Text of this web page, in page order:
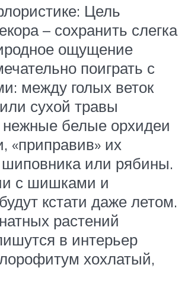
Цель
– сохранить слегка
ощущение
поиграть с
между голых веток
сухой травы
нежные белые орхидеи
«приправив» их
шиповника или рябины.
с шишками и
кстати даже летом.
растений
в интерьер
хохлатый,